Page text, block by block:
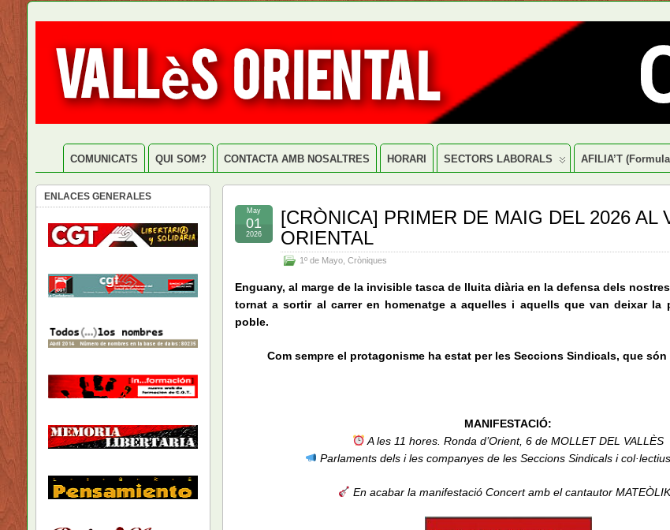
COMUNICATS QUI SOM? CONTACTA AMB NOSALTRES HORARI SECTORS LABORALS AFILIA’T
[CRÒNICA] PRIMER DE MAIG DEL 2026 AL
ORIENTAL
1º de Mayo Cròniques
May
01
2026
Enguany, al marge de la invisible tasca de lluita diària en la defensa dels
tornat a sortir al carrer en homenatge a aquelles i aquells que van deixar la
poble.
Com sempre el protagonisme ha estat per les Seccions Sindicals, que són
MANIFESTACIÓ:
A les 11 hores. Ronda d’Orient, 6 de MOLLET DEL VALLÈS
Parlaments dels i les companyes de les Seccions Sindicals i
En acabar la manifestació Concert amb el cantautor
ENLACES GENERALES